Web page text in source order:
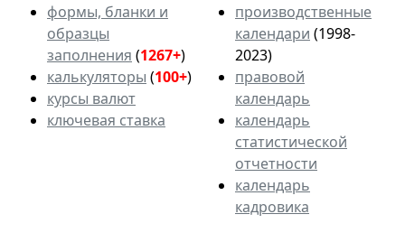
формы, бланки и
образцы
заполнения (1267+)
калькуляторы (100+)
курсы валют
ключевая ставка
производственные
календари (1998-
2023)
правовой
календарь
календарь
статистической
отчетности
календарь
кадровика